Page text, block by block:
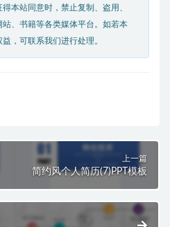
本站同意时，禁止复制、盗用、
、书籍等各类媒体平台。如若本
，可联系我们进行处理。
上一篇
简约风个人简历(7)PPT模板